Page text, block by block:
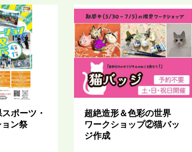
ポーツ・
ン祭
超絶造形＆色彩の世界
ワークショップ②猫バッ
ジ作成